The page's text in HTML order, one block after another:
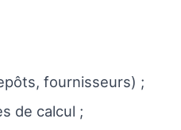
fournisseurs) ;
de calcul ;